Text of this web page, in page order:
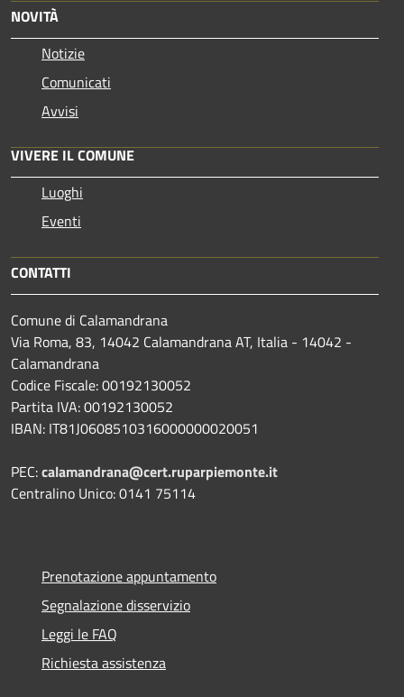
NOVITÀ
Notizie
Comunicati
Avvisi
VIVERE IL COMUNE
Luoghi
Eventi
CONTATTI
Comune di Calamandrana
Via Roma, 83, 14042 Calamandrana AT, Italia - 14042 -
Calamandrana
Codice Fiscale: 00192130052
Partita IVA: 00192130052
IBAN: IT81J0608510316000000020051
PEC:calamandrana@cert.ruparpiemonte.it
Centralino Unico: 0141 75114
Prenotazione appuntamento
Segnalazione disservizio
Leggi le FAQ
Richiesta assistenza